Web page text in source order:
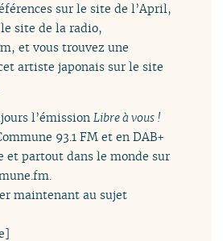
sur le site de l’April,
site de la radio,
et vous trouvez une
artiste japonais sur le site
l’émission Libre à vous !
93.1 FM et en DAB+
et partout dans le monde sur
maintenant au sujet